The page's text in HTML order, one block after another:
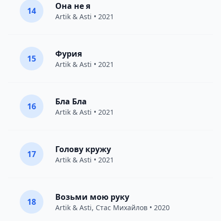
14 Она не я
Artik & Asti • 2021
15 Фурия
Artik & Asti • 2021
16 Бла Бла
Artik & Asti • 2021
17 Голову кружу
Artik & Asti • 2021
18 Возьми мою руку
Artik & Asti, Стас Михайлов • 2020